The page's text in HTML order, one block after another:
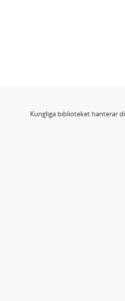
Kungliga biblioteket hanterar